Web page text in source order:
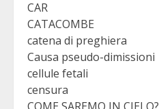
CAR
CATACOMBE
catena di preghiera
Causa pseudo-dimissioni
cellule fetali
censura